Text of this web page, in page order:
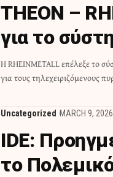
THEON –
για το
Η RHEINMETALL επέλεξε το
για τους τηλεχειριζόμενους
Uncategorized MARCH 9, 2026
IDE:
το